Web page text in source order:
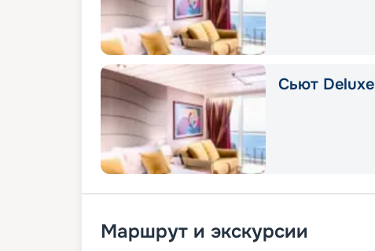
Сьют
Маршрут и экскурсии